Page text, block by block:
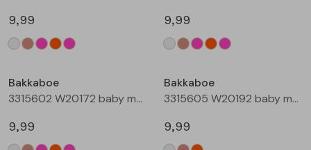
9,99
9,99
Bakkaboe
3315602 W20172 baby meisjes T-shirt lm Rose
9,99
Bakkaboe
3315605 W20192 baby meisjes T-shirt lm Cream
9,99